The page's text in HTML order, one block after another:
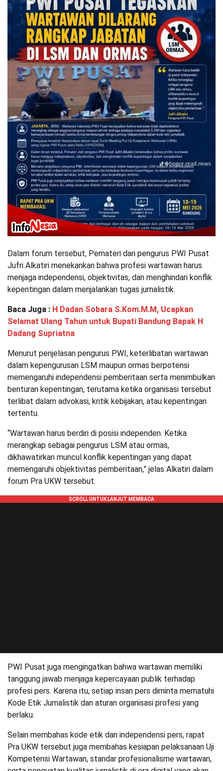
Dalam forum tersebut, Pemateri dari pengurus PWI Pusat
Jufri Alkatiri menekankan bahwa profesi wartawan harus
menjaga independensi, objektivitas, dan menghindari konflik
kepentingan dalam menjalankan tugas jurnalistik.
Baca Juga : H Dadan Sobara S.Kom.M.M, Ucapkan
Selamat Ulang Tahun untuk Bupati Bandung Bapak H
Dadang Supriatna
Menurut penjelasan pengurus PWI, keterlibatan wartawan
dalam kepengurusan LSM maupun ormas berpotensi
memengaruhi independensi pemberitaan serta menimbulkan
benturan kepentingan, terutama ketika organisasi tersebut
terlibat dalam advokasi, kritik kebijakan, atau kepentingan
tertentu.
“Wartawan harus berdiri di posisi independen. Ketika
merangkap sebagai pengurus LSM atau ormas,
dikhawatirkan muncul konflik kepentingan yang dapat
memengaruhi objektivitas pemberitaan,” jelas Alkatiri dalam
forum Pra UKW tersebut.
PWI Pusat juga mengingatkan bahwa wartawan memiliki
tanggung jawab menjaga kepercayaan publik terhadap
profesi pers. Karena itu, setiap insan pers diminta mematuhi
Kode Etik Jurnalistik dan aturan organisasi profesi yang
berlaku.
Selain membahas kode etik dan independensi pers, rapat
Pra UKW tersebut juga membahas kesiapan pelaksanaan Uji
Kompetensi Wartawan, standar profesionalisme wartawan,